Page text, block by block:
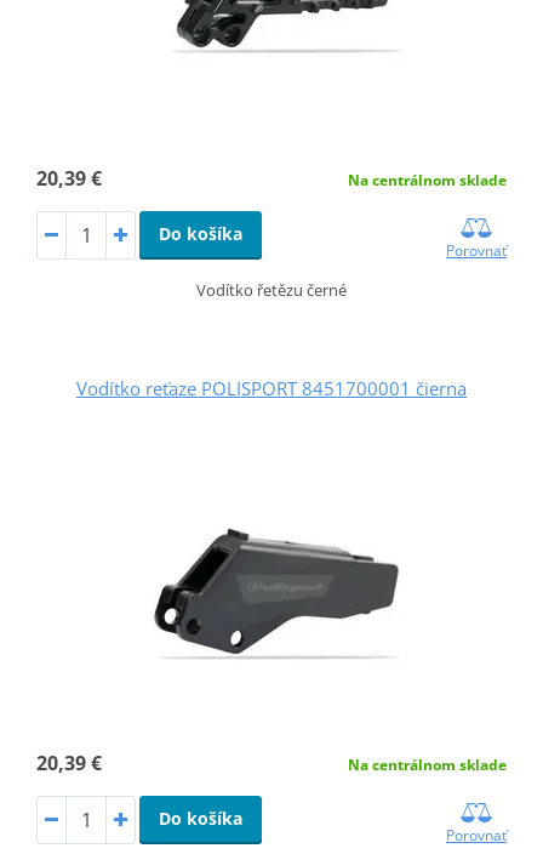
20,39 € Na centrálnom sklade
Do košíka
Porovnať
Vodítko řetězu černé
Vodítko reťaze POLISPORT 8451700001 čierna
20,39 € Na centrálnom sklade
Do košíka
Porovnať